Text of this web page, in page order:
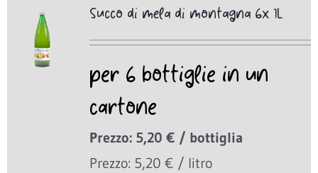
Succo di mela di montagna 6x 1L
per 6 bottiglie in un
cartone
Prezzo: 5,20 € / bottiglia
Prezzo: 5,20 € / litro